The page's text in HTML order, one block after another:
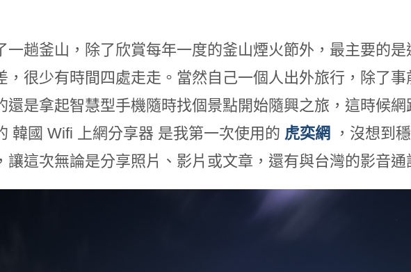
一趟釜山，除了欣賞每年一度的釜山煙火節外，最主要的
，很少有時間四處走走。當然自己一個人出外旅行，除了事
還是拿起智慧型手機隨時找個景點開始隨興之旅，這時候
韓國 Wifi 上網分享器 是我第一次使用的 虎奕網 ，沒想到
讓這次無論是分享照片、影片或文章，還有與台灣的影音通